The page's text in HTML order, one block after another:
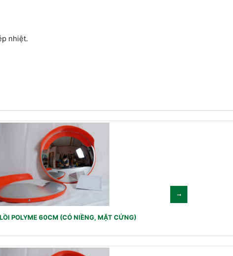
nhiệt.
POLYME 60CM (CÓ NIỀNG, MẶT CỨNG)